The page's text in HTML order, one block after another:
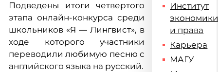
Подведены итоги четвертого
этапа онлайн-конкурса среди
школьников «Я — Лингвист», в
ходе которого участники
переводили любимую песню с
английского языка на русский.
Институт
и права
Карьера
МАГУ